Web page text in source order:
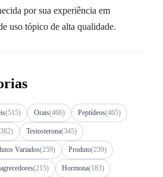
por sua experiência em
uso tópico de alta qualidade.
(515) Orais(466) Peptídeos(465)
Testosterona(345)
Variados(259) Produto(239)
(215) Hormona(183)